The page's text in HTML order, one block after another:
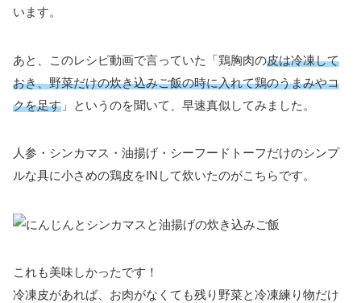
います。
あと、このレシピ動画で言っていた「鶏胸肉の皮は冷凍して
おき、野菜だけの炊き込みご飯の時に入れて鶏のうまみやコ
クを足す 」というのを聞いて、早速真似してみました。
人参・シンカマス・油揚げ・シーフードトーフだけのシンプ
ルな具に小さめの鶏皮をINして炊いたのがこちらです。
これも美味しかったです！
冷凍皮があれば、お肉がなくても残り野菜と冷凍練り物だけ